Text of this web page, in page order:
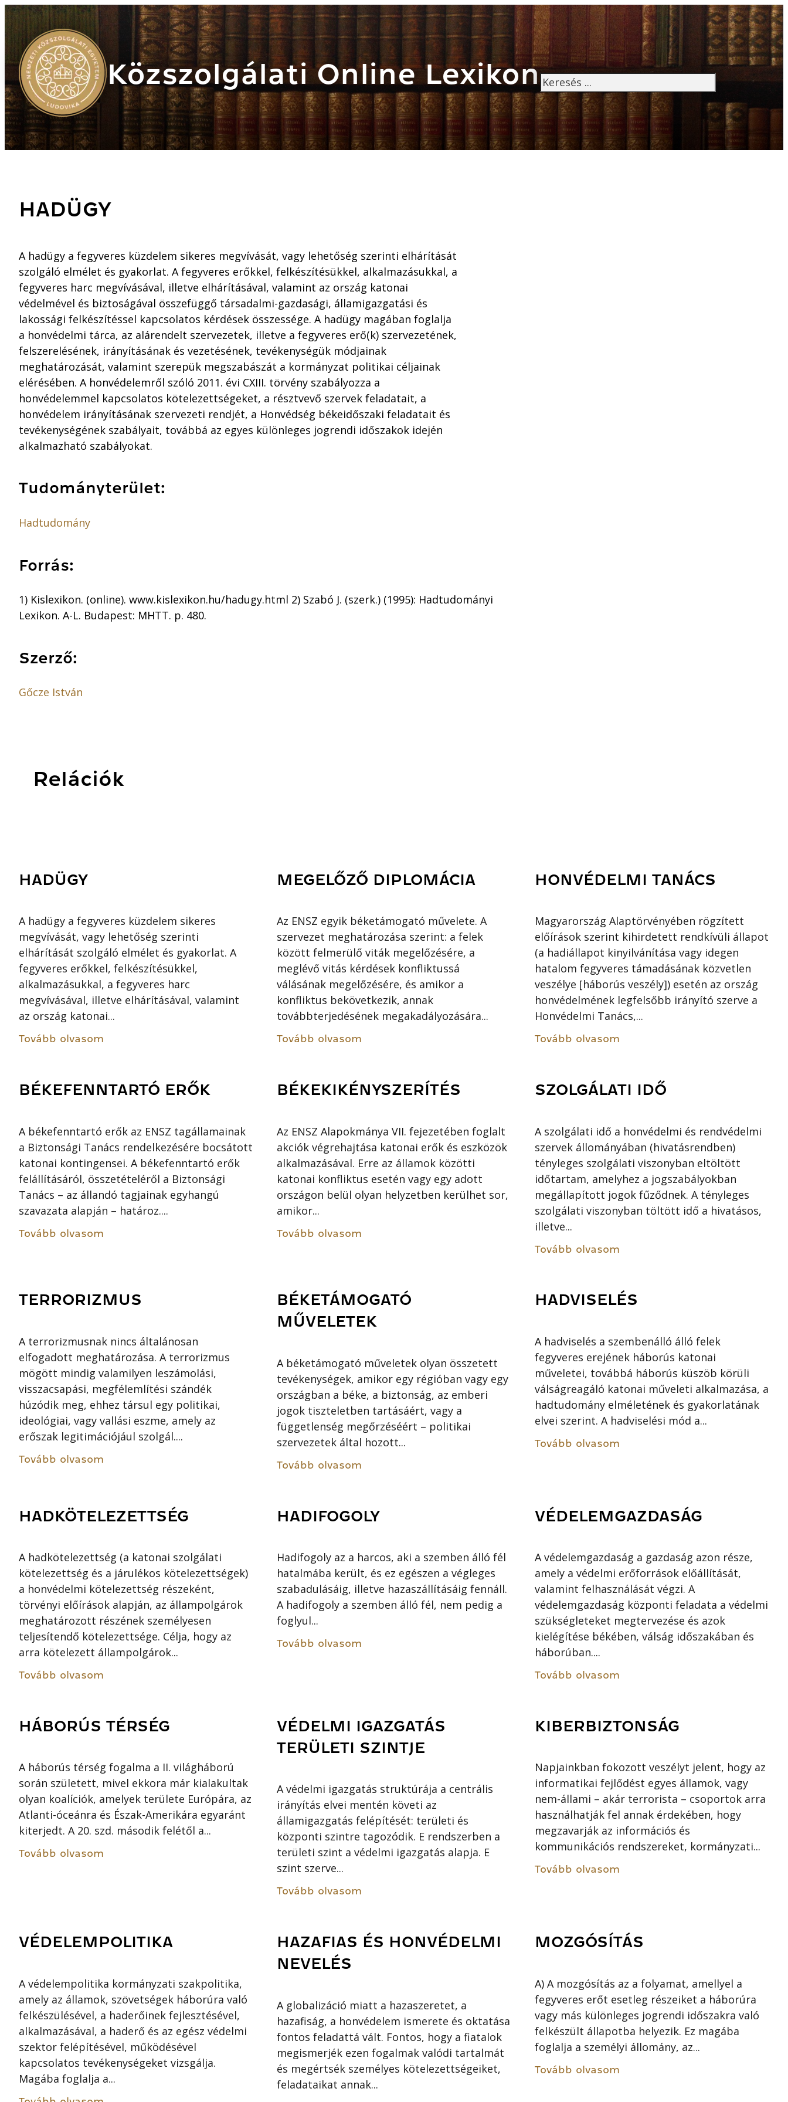
Közszolgálati Online Lexikon Keresés
HADÜGY
A hadügy a fegyveres küzdelem sikeres megvívását, vagy lehetőség szerinti elhárítását
szolgáló elmélet és gyakorlat. A fegyveres erőkkel, felkészítésükkel, alkalmazásukkal, a
fegyveres harc megvívásával, illetve elhárításával, valamint az ország katonai
védelmével és biztoságával összefüggő társadalmi-gazdasági, államigazgatási és
lakossági felkészítéssel kapcsolatos kérdések összessége. A hadügy magában foglalja
a honvédelmi tárca, az alárendelt szervezetek, illetve a fegyveres erő(k) szervezetének,
felszerelésének, irányításának és vezetésének, tevékenységük módjainak
meghatározását, valamint szerepük megszabászát a kormányzat politikai céljainak
elérésében. A honvédelemről szóló 2011. évi CXIII. törvény szabályozza a
honvédelemmel kapcsolatos kötelezettségeket, a résztvevő szervek feladatait, a
honvédelem irányításának szervezeti rendjét, a Honvédség békeidőszaki feladatait és
tevékenységének szabályait, továbbá az egyes különleges jogrendi időszakok idején
alkalmazható szabályokat.
Tudományterület:
Hadtudomány
Forrás:
1) Kislexikon. (online). www.kislexikon.hu/hadugy.html 2) Szabó J. (szerk.) (1995): Hadtudományi
Lexikon. A-L. Budapest: MHTT. p. 480.
Szerző:
Gőcze István
Relációk
HADÜGY
A hadügy a fegyveres küzdelem sikeres
megvívását, vagy lehetőség szerinti
elhárítását szolgáló elmélet és gyakorlat. A
fegyveres erőkkel, felkészítésükkel,
alkalmazásukkal, a fegyveres harc
megvívásával, illetve elhárításával, valamint
az ország katonai...
Tovább olvasom
MEGELŐZŐ DIPLOMÁCIA
Az ENSZ egyik béketámogató művelete. A
szervezet meghatározása szerint: a felek
között felmerülő viták megelőzésére, a
meglévő vitás kérdések konfliktussá
válásának megelőzésére, és amikor a
konfliktus bekövetkezik, annak
továbbterjedésének megakadályozására...
Tovább olvasom
HONVÉDELMI TANÁCS
Magyarország Alaptörvényében rögzített
előírások szerint kihirdetett rendkívüli állapot
(a hadiállapot kinyilvánítása vagy idegen
hatalom fegyveres támadásának közvetlen
veszélye [háborús veszély]) esetén az ország
honvédelmének legfelsőbb irányító szerve a
Honvédelmi Tanács,...
Tovább olvasom
BÉKEFENNTARTÓ ERŐK
A békefenntartó erők az ENSZ tagállamainak
a Biztonsági Tanács rendelkezésére bocsátott
katonai kontingensei. A békefenntartó erők
felállításáról, összetételéről a Biztonsági
Tanács – az állandó tagjainak egyhangú
szavazata alapján – határoz....
Tovább olvasom
BÉKEKIKÉNYSZERÍTÉS
Az ENSZ Alapokmánya VII. fejezetében foglalt
akciók végrehajtása katonai erők és eszközök
alkalmazásával. Erre az államok közötti
katonai konfliktus esetén vagy egy adott
országon belül olyan helyzetben kerülhet sor,
amikor...
Tovább olvasom
SZOLGÁLATI IDŐ
A szolgálati idő a honvédelmi és rendvédelmi
szervek állományában (hivatásrendben)
tényleges szolgálati viszonyban eltöltött
időtartam, amelyhez a jogszabályokban
megállapított jogok fűződnek. A tényleges
szolgálati viszonyban töltött idő a hivatásos,
illetve...
Tovább olvasom
TERRORIZMUS
A terrorizmusnak nincs általánosan
elfogadott meghatározása. A terrorizmus
mögött mindig valamilyen leszámolási,
visszacsapási, megfélemlítési szándék
húzódik meg, ehhez társul egy politikai,
ideológiai, vagy vallási eszme, amely az
erőszak legitimációjául szolgál....
Tovább olvasom
BÉKETÁMOGATÓ
MŰVELETEK
A béketámogató műveletek olyan összetett
tevékenységek, amikor egy régióban vagy egy
országban a béke, a biztonság, az emberi
jogok tiszteletben tartásáért, vagy a
függetlenség megőrzéséért – politikai
szervezetek által hozott...
Tovább olvasom
HADVISELÉS
A hadviselés a szembenálló álló felek
fegyveres erejének háborús katonai
műveletei, továbbá háborús küszöb körüli
válságreagáló katonai műveleti alkalmazása, a
hadtudomány elméletének és gyakorlatának
elvei szerint. A hadviselési mód a...
Tovább olvasom
HADKÖTELEZETTSÉG
A hadkötelezettség (a katonai szolgálati
kötelezettség és a járulékos kötelezettségek)
a honvédelmi kötelezettség részeként,
törvényi előírások alapján, az állampolgárok
meghatározott részének személyesen
teljesítendő kötelezettsége. Célja, hogy az
arra kötelezett állampolgárok...
Tovább olvasom
HADIFOGOLY
Hadifogoly az a harcos, aki a szemben álló fél
hatalmába került, és ez egészen a végleges
szabadulásáig, illetve hazaszállításáig fennáll.
A hadifogoly a szemben álló fél, nem pedig a
foglyul...
Tovább olvasom
VÉDELEMGAZDASÁG
A védelemgazdaság a gazdaság azon része,
amely a védelmi erőforrások előállítását,
valamint felhasználását végzi. A
védelemgazdaság központi feladata a védelmi
szükségleteket megtervezése és azok
kielégítése békében, válság időszakában és
háborúban....
Tovább olvasom
HÁBORÚS TÉRSÉG
A háborús térség fogalma a II. világháború
során született, mivel ekkora már kialakultak
olyan koalíciók, amelyek területe Európára, az
Atlanti-óceánra és Észak-Amerikára egyaránt
kiterjedt. A 20. szd. második felétől a...
Tovább olvasom
VÉDELMI IGAZGATÁS
TERÜLETI SZINTJE
A védelmi igazgatás struktúrája a centrális
irányítás elvei mentén követi az
államigazgatás felépítését: területi és
központi szintre tagozódik. E rendszerben a
területi szint a védelmi igazgatás alapja. E
szint szerve...
Tovább olvasom
KIBERBIZTONSÁG
Napjainkban fokozott veszélyt jelent, hogy az
informatikai fejlődést egyes államok, vagy
nem-állami – akár terrorista – csoportok arra
használhatják fel annak érdekében, hogy
megzavarják az információs és
kommunikációs rendszereket, kormányzati...
Tovább olvasom
VÉDELEMPOLITIKA
A védelempolitika kormányzati szakpolitika,
amely az államok, szövetségek háborúra való
felkészülésével, a haderőinek fejlesztésével,
alkalmazásával, a haderő és az egész védelmi
szektor felépítésével, működésével
kapcsolatos tevékenységeket vizsgálja.
Magába foglalja a...
HAZAFIAS ÉS HONVÉDELMI
NEVELÉS
A globalizáció miatt a hazaszeretet, a
hazafiság, a honvédelem ismerete és oktatása
fontos feladattá vált. Fontos, hogy a fiatalok
megismerjék ezen fogalmak valódi tartalmát
és megértsék személyes kötelezettségeiket,
feladataikat annak...
MOZGÓSÍTÁS
A) A mozgósítás az a folyamat, amellyel a
fegyveres erőt esetleg részeiket a háborúra
vagy más különleges jogrendi időszakra való
felkészült állapotba helyezik. Ez magába
foglalja a személyi állomány, az...
Tovább olvasom